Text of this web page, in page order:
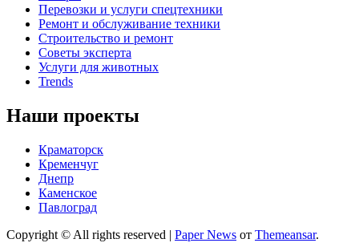
Перевозки и услуги спецтехники
Ремонт и обслуживание техники
Строительство и ремонт
Советы эксперта
Услуги для животных
Trends
Наши проекты
Краматорск
Кременчуг
Днепр
Каменское
Павлоград
Copyright © All rights reserved | Paper News от Themeansar.